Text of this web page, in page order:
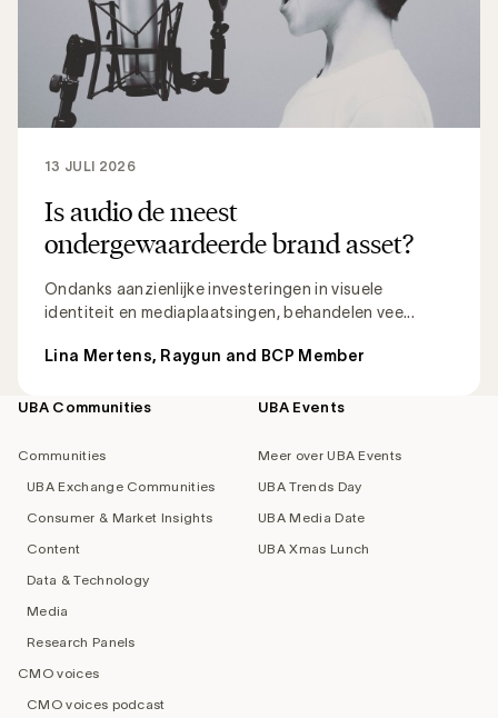
Is audio de meest
ondergewaardeerde brand asset?
Ondanks aanzienlijke investeringen in visuele
identiteit en mediaplaatsingen, behandelen vee...
13 JULI 2026
Lina Mertens, Raygun and BCP Member
Footer
UBA Communities
Communities
UBA Exchange Communities
Consumer & Market Insights
Content
Data & Technology
Media
Research Panels
CMO voices
CMO voices podcast
UBA Events
Meer over UBA Events
UBA Trends Day
UBA Media Date
UBA Xmas Lunch